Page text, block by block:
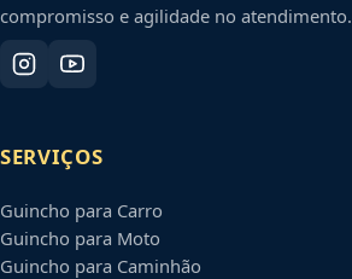
compromisso e agilidade no atendimento.
SERVIÇOS
Guincho para Carro
Guincho para Moto
Guincho para Caminhão